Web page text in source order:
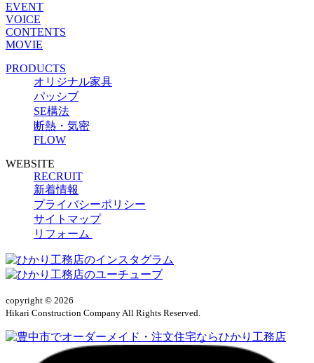
EVENT
VOICE
CONTENTS
MOVIE
PRODUCTS
オリジナル家具
パッシブ
SE構法
断熱・気密
FLOW
WEBSITE
RECRUIT
新着情報
プライバシーポリシー
サイトマップ
リフォーム
copyright © 2026
Hikari Construction Company All Rights Reserved.